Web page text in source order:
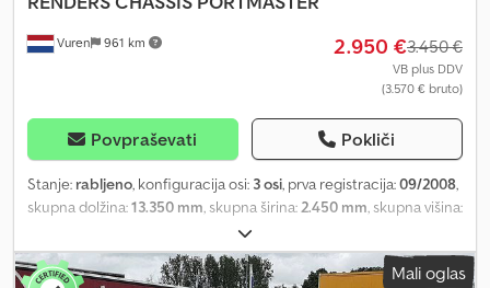
Vuren 961 km 2.950 €3.450 €
VB plus DDV
(3.570 € bruto)
Povpraševati Pokliči
Stanje: rabljeno, konfiguracija osi: 3 osi, prva registracija:09/2008,
skupna dolžina:13.350 mm, skupna širina:2.450 mm, skupna višina:
, velikost pnevmatike:
barva:drugo, Leto izdelave:2008, Oprema:ABS, = Additional
Options and Equipment = - EBS = Notes = Number of axles: 3,Mali oglas